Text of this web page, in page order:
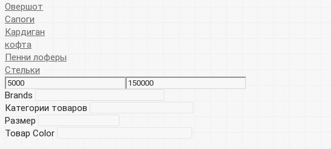
Овершот
Сапоги
Кардиган
кофта
Пенни лоферы
Стельки
Brands
Категории товаров
Размер
Товар Color